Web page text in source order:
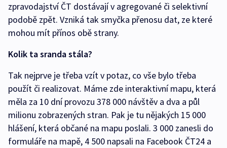
zpravodajství ČT dostávají v agregované či selektivní
podobě zpět. Vzniká tak smyčka přenosu dat, ze které
mohou mít přínos obě strany.
Kolik ta sranda stála?
Tak nejprve je třeba vzít v potaz, co vše bylo třeba
použít či realizovat. Máme zde interaktivní mapu, která
měla za 10 dní provozu 378 000 návštěv a dva a půl
milionu zobrazených stran. Pak je tu nějakých 15 000
hlášení, která občané na mapu poslali. 3 000 zanesli do
formuláře na mapě, 4 500 napsali na Facebook ČT24 a